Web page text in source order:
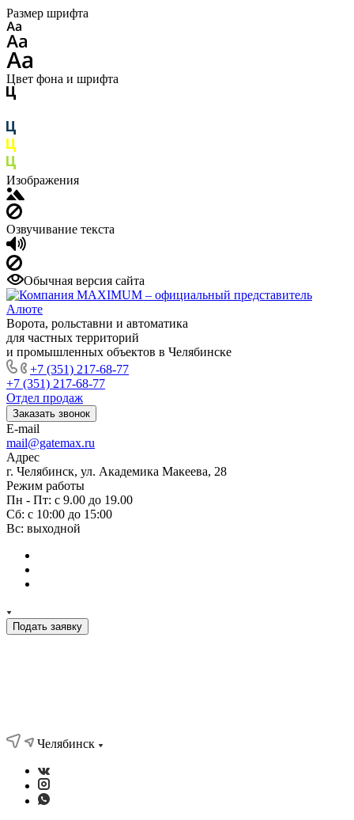
Размер шрифта
Цвет фона и шрифта
Изображения
Озвучивание текста
Обычная версия сайта
Ворота, рольставни и автоматика
для частных территорий
и промышленных объектов в Челябинске
+7 (351) 217-68-77
+7 (351) 217-68-77
Отдел продаж
Заказать звонок
E-mail
mail@gatemax.ru
Адрес
г. Челябинск, ул. Академика Макеева, 28
Режим работы
Пн - Пт: с 9.00 до 19.00
Сб: с 10:00 до 15:00
Вс: выходной
Подать заявку
Челябинск